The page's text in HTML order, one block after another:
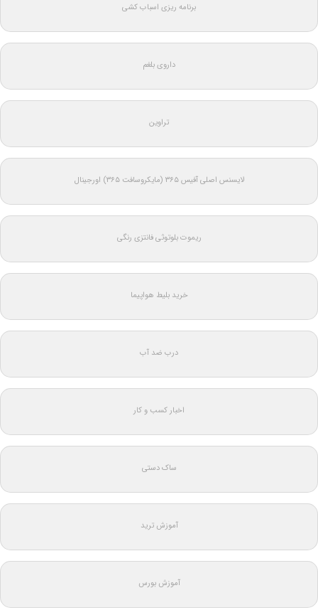
برنامه ریزی اسباب کشی
داروی بلغم
تراوین
لایسنس اصلی آفیس ۳۶۵ (مایکروسافت ۳۶۵) اورجینال
ریموت بلوتوثی فانتزی رنگی
خرید بلیط هواپیما
درب ضد آب
اخبار کسب و کار
ساک دستی
آموزش ترید
آموزش بورس